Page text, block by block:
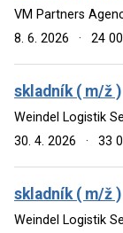
VM Partners
8. 6. 2026
· 24
skladník ( m/ž )
Weindel Logistik
30. 4. 2026
· 33
skladník ( m/ž )
Weindel Logistik